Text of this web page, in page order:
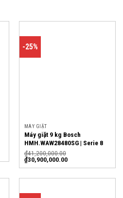
-25%
MÁY GIẶT
Máy giặt 9 kg Bosch
HMH.WAW28480SG | Serie 8
₫41,200,000.00
₫30,900,000.00